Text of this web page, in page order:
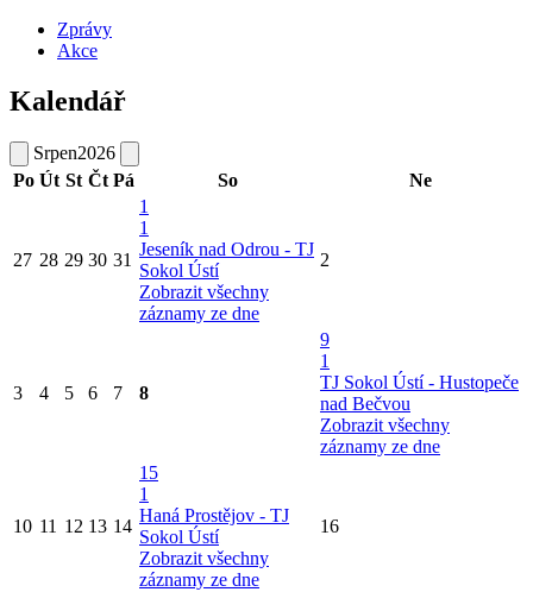
Zprávy
Akce
Kalendář
Srpen2026
Po Út St Čt Pá So Ne
27 28 29 30 31
1
1
Jeseník nad Odrou - TJ
Sokol Ústí
Zobrazit všechny
záznamy ze dne
2
3 4 5 6 7 8
9
1
TJ Sokol Ústí - Hustopeče
nad Bečvou
Zobrazit všechny
záznamy ze dne
10 11 12 13 14
15
1
Haná Prostějov - TJ
Sokol Ústí
Zobrazit všechny
záznamy ze dne
16